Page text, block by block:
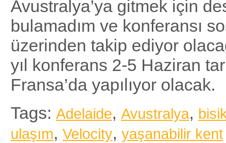
Avustralya’ya gitmek için
bulamadım ve konferansı
üzerinden takip ediyor
yıl konferans 2-5 Haziran
Fransa’da yapılıyor olacak.
Tags: Adelaide, Avustralya,
ulaşım, Velocity, yaşanabilir kent